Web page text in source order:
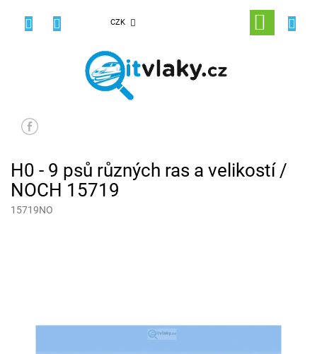
CZK
NÁKUPNÍ
KOŠÍK
H0 - 9 psů různých ras a velikostí /
NOCH 15719
15719NO